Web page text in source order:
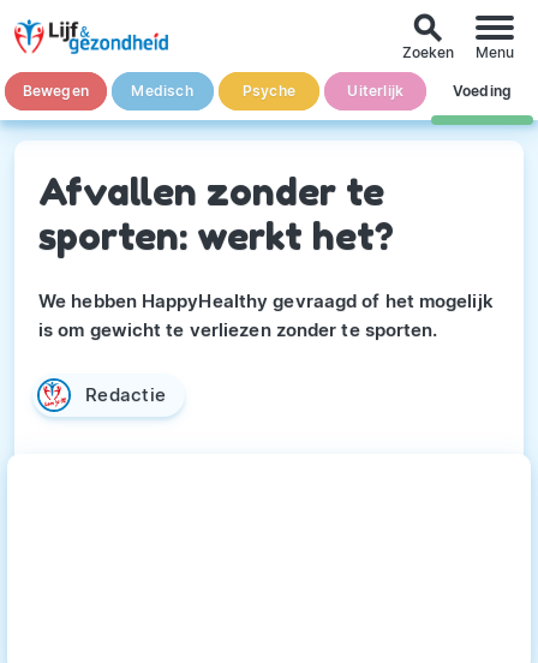
Bewegen Medisch Psyche Uiterlijk Voeding
search
Zoeken Menu
Afvallen zonder te
sporten: werkt het?
We hebben HappyHealthy gevraagd of het mogelijk
is om gewicht te verliezen zonder te sporten.
Redactie